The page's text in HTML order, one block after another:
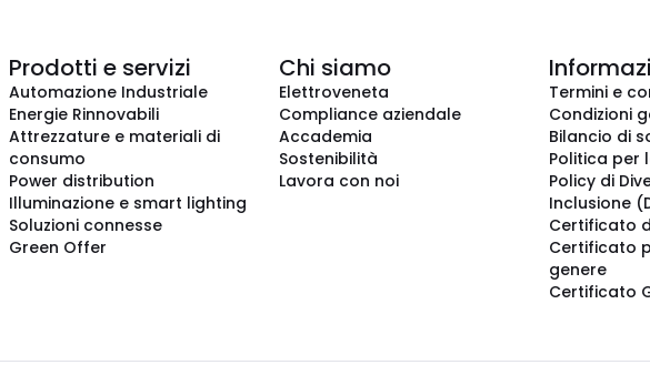
Prodotti e servizi
Automazione Industriale
Energie Rinnovabili
Attrezzature e materiali di
consumo
Power distribution
Illuminazione e smart lighting
Soluzioni connesse
Green Offer
Chi siamo
Elettroveneta
Compliance aziendale
Accademia
Sostenibilità
Lavora con noi
Termini e
Condizioni
Bilancio di
Politica per
Policy di
Inclusione
Certificato
Certificato
genere
Certificato